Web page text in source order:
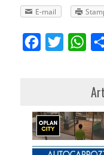
E-mail
FacebookTwitter